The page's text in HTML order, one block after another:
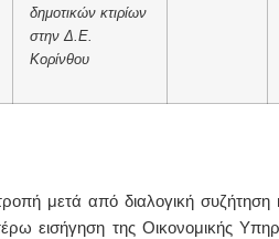
δημοτικών κτιρίων
στην Δ.Ε.
Κορίνθου
μετά από διαλογική συζήτηση
εισήγηση της Οικονομικής